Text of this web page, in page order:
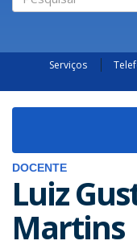
Serviços
DOCENTE
Luiz
Martins